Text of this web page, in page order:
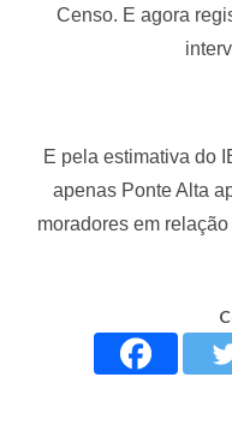
Censo. E agora
E pela estimativa do
apenas Ponte Alta
moradores em